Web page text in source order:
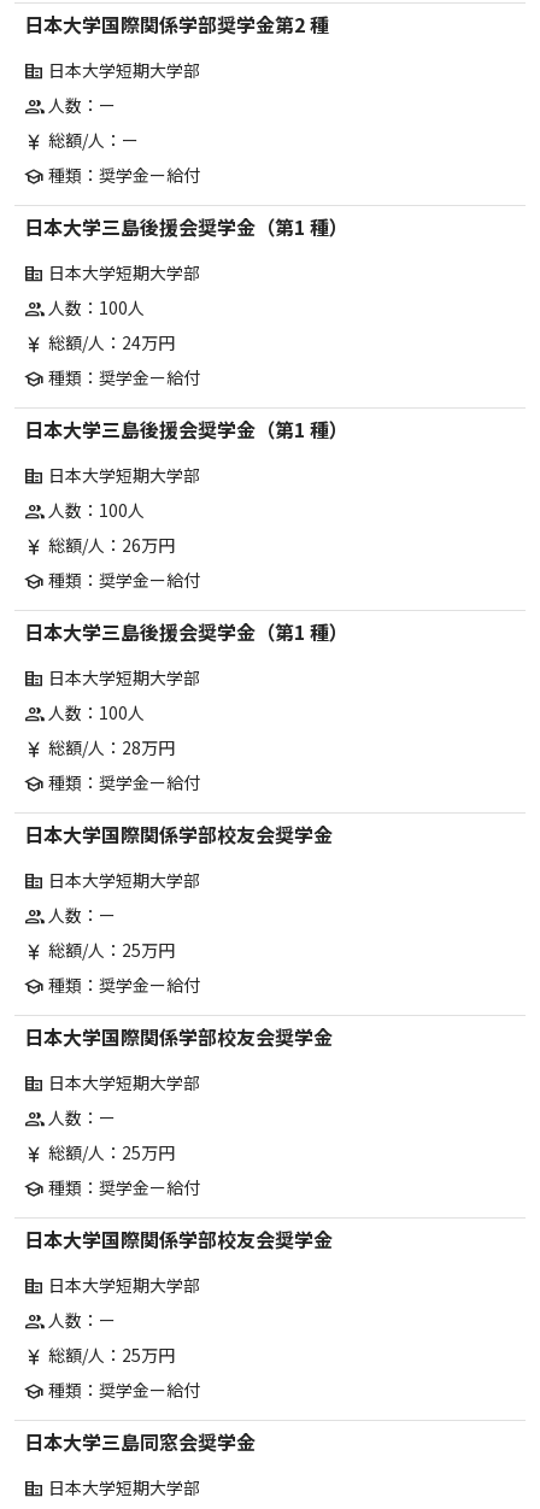
日本大学国際関係学部奨学金第2 種
corporate_fare 日本大学短期大学部
group人数：ー
currency_yen 総額/人：ー
school 種類：奨学金ー給付
日本大学三島後援会奨学金（第1 種）
corporate_fare 日本大学短期大学部
group人数：100人
currency_yen 総額/人：24万円
school 種類：奨学金ー給付
日本大学三島後援会奨学金（第1 種）
corporate_fare 日本大学短期大学部
group人数：100人
currency_yen 総額/人：26万円
school 種類：奨学金ー給付
日本大学三島後援会奨学金（第1 種）
corporate_fare 日本大学短期大学部
group人数：100人
currency_yen 総額/人：28万円
school 種類：奨学金ー給付
日本大学国際関係学部校友会奨学金
corporate_fare 日本大学短期大学部
group人数：ー
currency_yen 総額/人：25万円
school 種類：奨学金ー給付
日本大学国際関係学部校友会奨学金
corporate_fare 日本大学短期大学部
group人数：ー
currency_yen 総額/人：25万円
school 種類：奨学金ー給付
日本大学国際関係学部校友会奨学金
corporate_fare 日本大学短期大学部
group人数：ー
currency_yen 総額/人：25万円
school 種類：奨学金ー給付
日本大学三島同窓会奨学金
corporate_fare 日本大学短期大学部